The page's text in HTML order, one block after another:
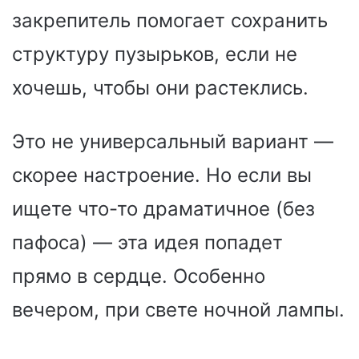
закрепитель помогает сохранить
структуру пузырьков, если не
хочешь, чтобы они растеклись.
Это не универсальный вариант —
скорее настроение. Но если вы
ищете что-то драматичное (без
пафоса) — эта идея попадет
прямо в сердце. Особенно
вечером, при свете ночной лампы.